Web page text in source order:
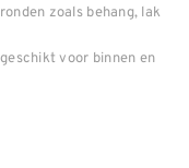
zoals behang, lak
voor binnen en